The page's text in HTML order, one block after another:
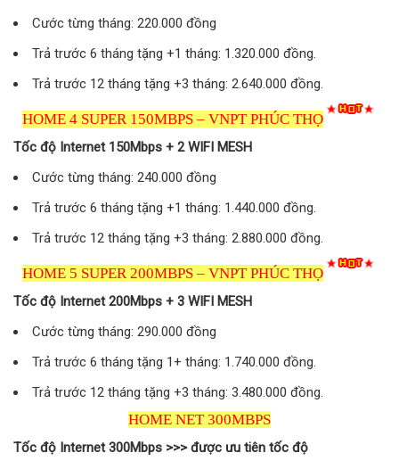
Cước từng tháng: 220.000 đồng
Trả trước 6 tháng tặng +1 tháng: 1.320.000 đồng.
Trả trước 12 tháng tặng +3 tháng: 2.640.000 đồng.
HOME 4 SUPER 150MBPS – VNPT PHÚC THỌ
Tốc độ Internet 150Mbps + 2 WIFI MESH
Cước từng tháng: 240.000 đồng
Trả trước 6 tháng tặng +1 tháng: 1.440.000 đồng.
Trả trước 12 tháng tặng +3 tháng: 2.880.000 đồng.
HOME 5 SUPER 200MBPS – VNPT PHÚC THỌ
Tốc độ Internet 200Mbps + 3 WIFI MESH
Cước từng tháng: 290.000 đồng
Trả trước 6 tháng tặng 1+ tháng: 1.740.000 đồng.
Trả trước 12 tháng tặng +3 tháng: 3.480.000 đồng.
HOME NET 300MBPS
Tốc độ Internet 300Mbps >>> được ưu tiên tốc độ